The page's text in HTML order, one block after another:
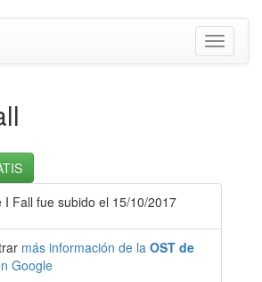
Toggle
I Fall fue subido el 15/10/2017
más información de la OST de
Google